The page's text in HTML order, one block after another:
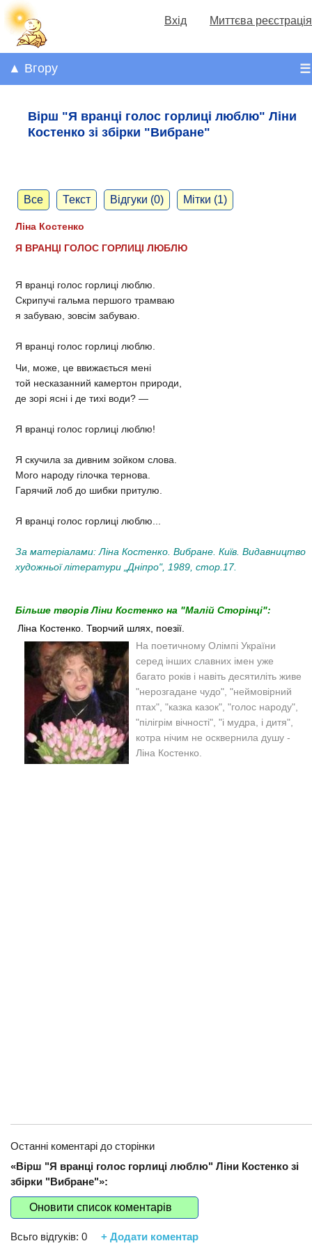
Вхід Миттєва реєстрація
☰
▲ Вгору
Вірш "Я вранці голос горлиці люблю" Ліни
Костенко зі збірки "Вибране"
Все Текст Відгуки (0) Мітки (1)
Ліна Костенко
Я ВРАНЦІ ГОЛОС ГОРЛИЦІ ЛЮБЛЮ
Я вранці голос горлиці люблю.
Скрипучі гальма першого трамваю
я забуваю, зовсім забуваю.
Я вранці голос горлиці люблю.
Чи, може, це ввижається мені
той несказанний камертон природи,
де зорі ясні і де тихі води? —
Я вранці голос горлиці люблю!
Я скучила за дивним зойком слова.
Мого народу гілочка тернова.
Гарячий лоб до шибки притулю.
Я вранці голос горлиці люблю...
За матеріалами: Ліна Костенко. Вибране. Київ. Видавництво
художньої літератури „Дніпро", 1989, стор.17.
Більше творів Ліни Костенко на "Малій Сторінці":
Ліна Костенко. Творчий шлях, поезії.
На поетичному Олімпі України
серед інших славних імен уже
багато років і навіть десятиліть живе
"нерозгадане чудо", "неймовірний
птах", "казка казок", "голос народу",
"пілігрім вічності", "і мудра, і дитя",
котра нічим не осквернила душу -
Ліна Костенко.
Останні коментарі до сторінки
«Вірш "Я вранці голос горлиці люблю" Ліни Костенко зі
збірки "Вибране"»:
Оновити список коментарів
Всьго відгуків: 0 + Додати коментар